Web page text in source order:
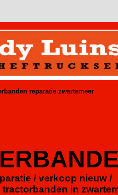
reparatie zwartemeer
/ verkoop nieuw /
in